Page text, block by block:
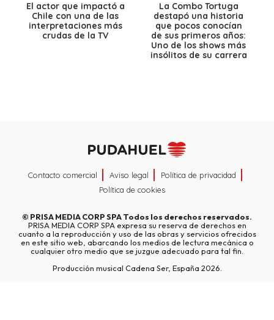
El actor que impactó a
Chile con una de las
interpretaciones más
crudas de la TV
La Combo Tortuga
destapó una historia
que pocos conocían
de sus primeros años:
Uno de los shows más
insólitos de su carrera
Contacto comercial Aviso legal
Política de privacidad
Política de cookies
© PRISA MEDIA CORP SPATodos los derechos reservados.
PRISA MEDIA CORP SPA expresa su reserva de derechos en
cuanto a la reproducción y uso de las obras y servicios ofrecidos
en este sitio web, abarcando los medios de lectura mecánica o
cualquier otro medio que se juzgue adecuado para tal fin.
Producción musical Cadena Ser, España 2026.